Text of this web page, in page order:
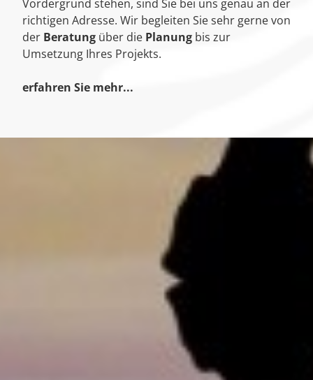
Vordergrund stehen, sind Sie bei uns genau an der
richtigen Adresse. Wir begleiten Sie sehr gerne von
der Beratung über die Planung bis zur
Umsetzung Ihres Projekts.
erfahren Sie mehr...